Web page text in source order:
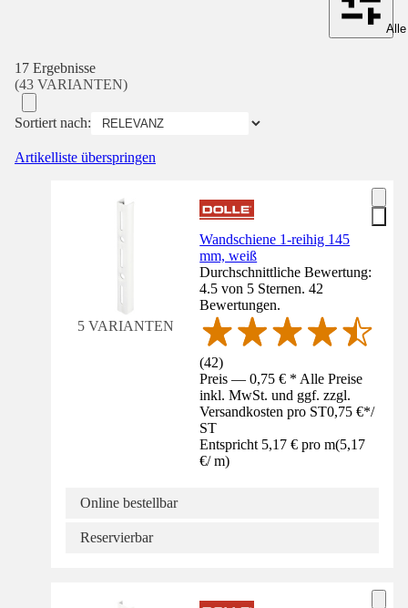
17 Ergebnisse
(43 VARIANTEN)
Sortiert nach:
Artikelliste überspringen
5 VARIANTEN
Wandschiene 1-reihig 145
mm, weiß
Durchschnittliche Bewertung:
4.5 von 5 Sternen. 42
Bewertungen.
(42)
Preis — 0,75 € * Alle Preise
inkl. MwSt. und ggf. zzgl.
Versandkosten pro ST0,75 €*/
ST
Entspricht 5,17 € pro m(5,17
€/ m)
Online bestellbar
Reservierbar